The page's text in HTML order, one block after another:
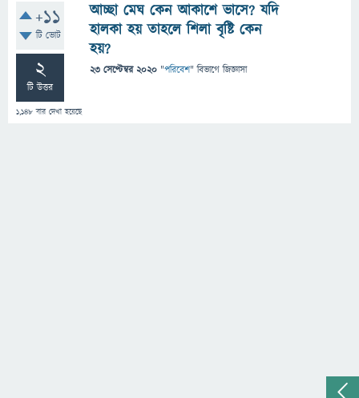
+11
টি ভোট
2
টি উত্তর
1,148 বার দেখা হয়েছে
আচ্ছা মেঘ কেন আকাশে ভাসে? যদি
হালকা হয় তাহলে শিলা বৃষ্টি কেন
হয়?
23 সেপ্টেম্বর 2020 "পরিবেশ" বিভাগে জিজ্ঞাসা